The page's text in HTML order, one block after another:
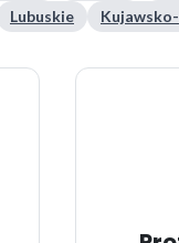
Lubuskie